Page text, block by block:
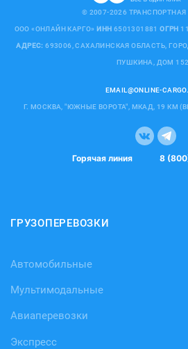
© 2007-2026
ООО «ОНЛАЙН КАРГО» ИНН 6501301881ОГРН
АДРЕС: 693006, САХАЛИНСКАЯ ОБЛАСТЬ,
ПУШКИНА, ДОМ
EMAIL@ONLINE-
Г. МОСКВА, "ЮЖНЫЕ ВОРОТА", МКАД, 19 КМ
Горячая линия 8
ГРУЗОПЕРЕВОЗКИ
Автомобильные
Мультимодальные
Авиаперевозки
Экспресс